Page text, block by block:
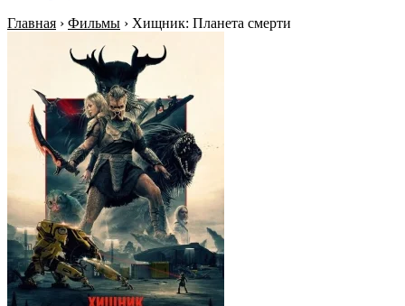
Главная › Фильмы › Хищник: Планета смерти